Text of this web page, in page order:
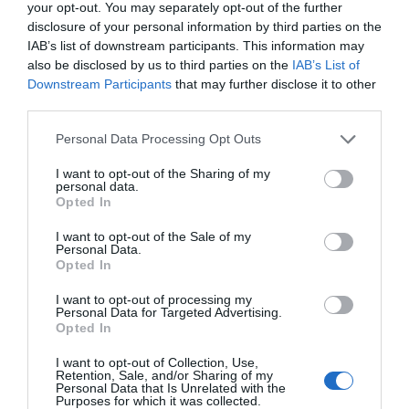
your opt-out. You may separately opt-out of the further
disclosure of your personal information by third parties on the
IAB’s list of downstream participants. This information may
also be disclosed by us to third parties on the IAB’s List of
Downstream Participants that may further disclose it to other
Personal Data Processing Opt Outs
I want to opt-out of the Sharing of my
personal data.
Opted In
I want to opt-out of the Sale of my
Personal Data.
Opted In
I want to opt-out of processing my
Personal Data for Targeted Advertising.
Opted In
I want to opt-out of Collection, Use,
Retention, Sale, and/or Sharing of my
Personal Data that Is Unrelated with the
Purposes for which it was collected.
el futuro
Por cada persona que hoy está viva, otras 10 han
vivido en el pasado. Si nuestra especie acabara
especies mamíferas, por cada uno de los que hoy
estamos vivos, en el futuro vivirán otras 1.000
personas. Somos el inicio de todo. Tenemos una
De: Estudiar una cosa para poder trabajar toda la